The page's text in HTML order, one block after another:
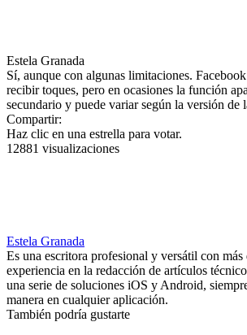
Estela Granada
Sí, aunque con algunas limitaciones.
recibir toques, pero en ocasiones la función
secundario y puede variar según la versión de
Compartir:
Haz clic en una estrella para votar.
12881 visualizaciones
Estela Granada
Es una escritora profesional y versátil con más
experiencia en la redacción de artículos
una serie de soluciones iOS y Android,
manera en cualquier aplicación.
También podría gustarte